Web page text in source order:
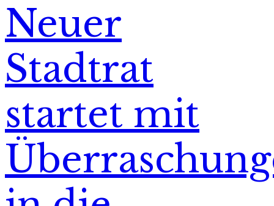
Neuer
Stadtrat
startet mit